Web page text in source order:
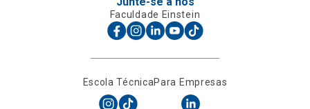
Faculdade Einstein
Escola TécnicaPara Empresas